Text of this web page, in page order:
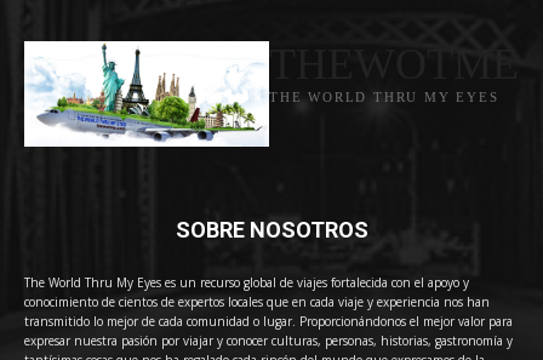
THE WORLD THRU MY EYES
SOBRE NOSOTROS
The World Thru My Eyes es un recurso global de viajes fortalecida con el apoyo y
conocimiento de cientos de expertos locales que en cada viaje y experiencia nos han
transmitido lo mejor de cada comunidad o lugar. Proporcionándonos el mejor valor para
expresar nuestra pasión por viajar y conocer culturas, personas, historias, gastronomía y